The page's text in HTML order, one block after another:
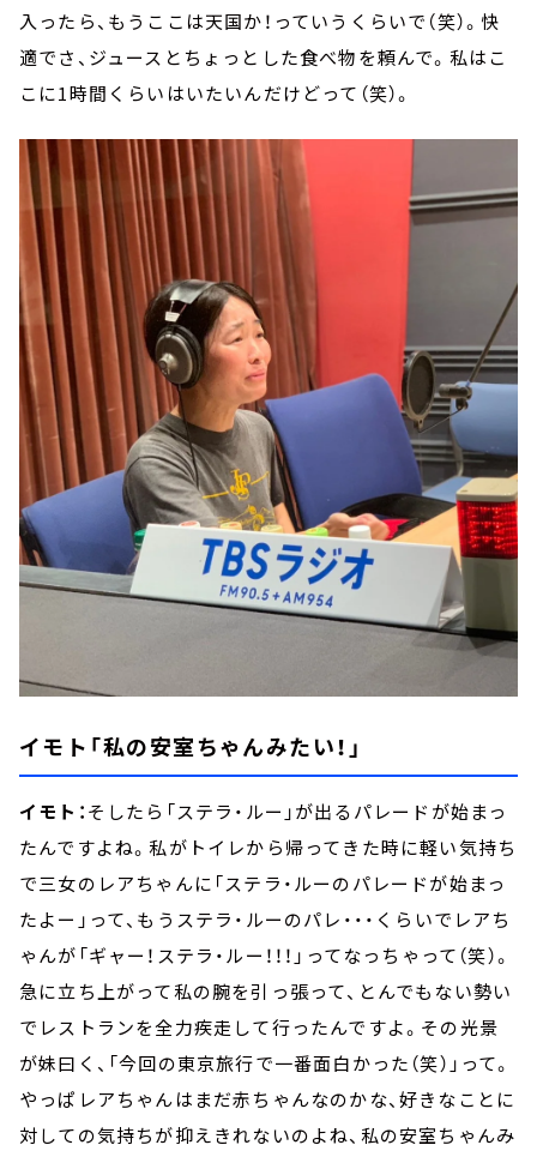
入ったら、もうここは天国か！っていうくらいで（笑）。快
適でさ、ジュースとちょっとした食べ物を頼んで。私はこ
こに1時間くらいはいたいんだけどって（笑）。
イモト「私の安室ちゃんみたい！」
イモト：そしたら「ステラ・ルー」が出るパレードが始まっ
たんですよね。私がトイレから帰ってきた時に軽い気持ち
で三女のレアちゃんに「ステラ・ルーのパレードが始まっ
たよー」って、もうステラ・ルーのパレ・・・くらいでレアち
ゃんが「ギャー！ステラ・ルー！！！」ってなっちゃって（笑）。
急に立ち上がって私の腕を引っ張って、とんでもない勢い
でレストランを全力疾走して行ったんですよ。その光景
が妹曰く、「今回の東京旅行で一番面白かった（笑）」って。
やっぱレアちゃんはまだ赤ちゃんなのかな、好きなことに
対しての気持ちが抑えきれないのよね、私の安室ちゃんみ